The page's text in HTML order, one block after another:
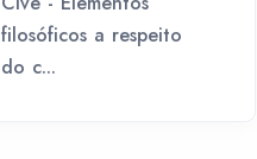
filosóficos a respeito
do c...